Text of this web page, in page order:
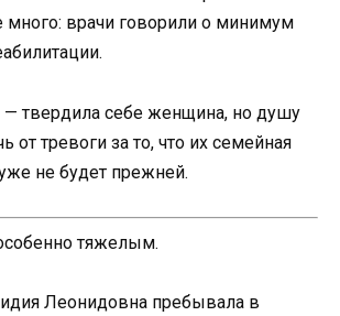
много: врачи говорили о минимум
— твердила себе женщина, но душу
от тревоги за то, что их семейная
не будет прежней.
тяжелым.
Леонидовна пребывала в